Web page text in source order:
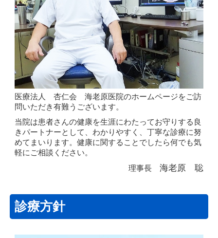
医療法人 杏仁会 海老原医院のホームページをご訪
問いただき有難うございます。
当院は患者さんの健康を生涯にわたってお守りする良
きパートナーとして、わかりやすく、丁寧な診療に努
めてまいります。健康に関することでしたら何でも気
軽にご相談ください。
理事長 海老原 聡
診療方針